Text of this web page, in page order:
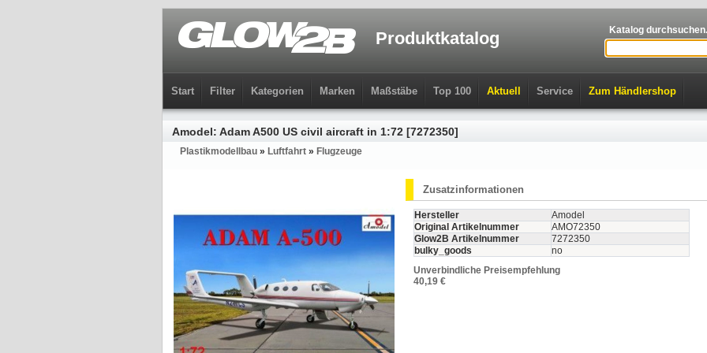
Produktkatalog Katalog
Start Filter Kategorien Marken Maßstäbe Top 100 Aktuell Service Zum Händlershop
Amodel: Adam A500 US civil aircraft in 1:72 [7272350]
Plastikmodellbau » Luftfahrt » Flugzeuge
Zusatzinformationen
Hersteller
Amodel
Original Artikelnummer
AMO72350
Glow2B Artikelnummer
7272350
bulky_goods
no
Unverbindliche Preisempfehlung
40,19 €